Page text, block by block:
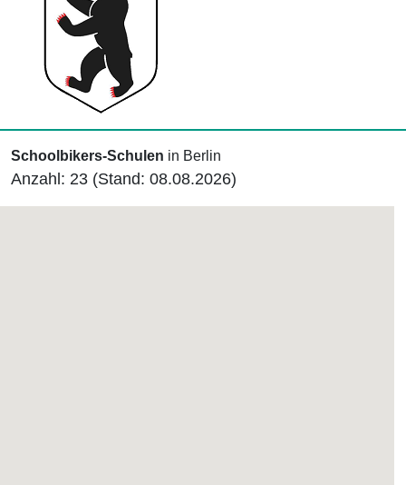
Schoolbikers-Schulen in Berlin
Anzahl: 23 (Stand: 08.08.2026)